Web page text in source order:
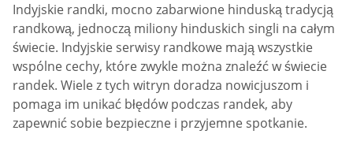
Indyjskie randki, mocno zabarwione hinduską tradycją
randkową, jednoczą miliony hinduskich singli na całym
świecie. Indyjskie serwisy randkowe mają wszystkie
wspólne cechy, które zwykle można znaleźć w świecie
randek. Wiele z tych witryn doradza nowicjuszom i
pomaga im unikać błędów podczas randek, aby
zapewnić sobie bezpieczne i przyjemne spotkanie.